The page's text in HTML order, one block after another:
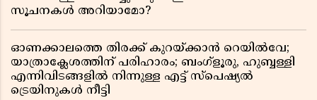
സൂചനകൾ അറിയാമോ?
ഓണക്കാലത്തെ തിരക്ക് കുറയ്ക്കാൻ റെയിൽവേ;
യാത്രാക്ലേശത്തിന് പരിഹാരം; ബംഗ്ളൂരു, ഹുബ്ബള്ളി
എന്നിവിടങ്ങളിൽ നിന്നുള്ള എട്ട് സ്പെഷ്യൽ
ട്രെയിനുകൾ നീട്ടി